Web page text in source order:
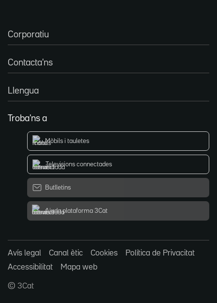
Corporatiu
Contacta'ns
Llengua
Troba'ns a
Mòbils i tauletes
Televisions connectades
Butlletins
Ajuda plataforma 3Cat
Avís legal Canal ètic Cookies
Política de Privacitat
Accessibilitat
Mapa web
© 3Cat